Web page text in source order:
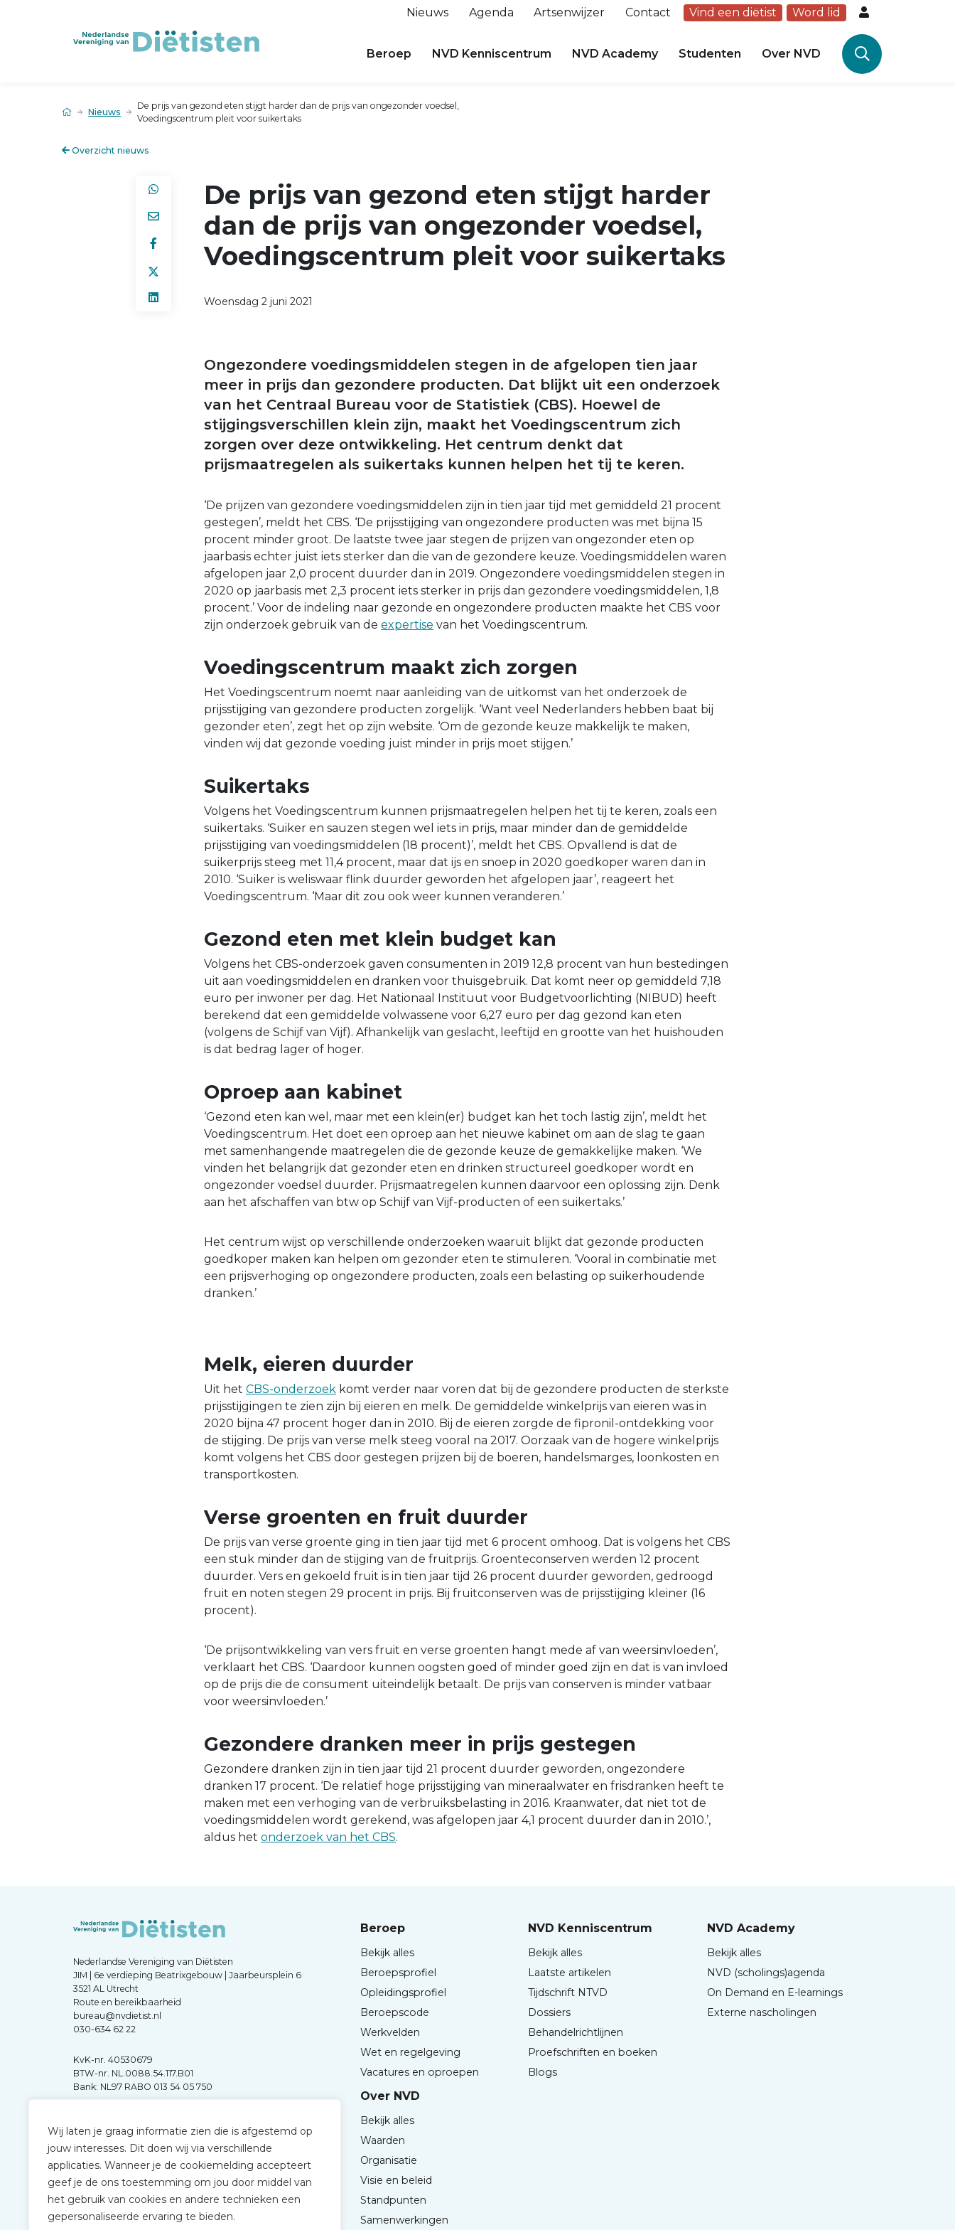
Wij laten je graag informatie zien die is afgestemd op
jouw interesses. Dit doen wij via verschillende
applicaties. Wanneer je de cookiemelding accepteert
geef je de ons toestemming om jou door middel van
het gebruik van cookies en andere technieken een
gepersonaliseerde ervaring te bieden.
Nieuws Agenda Artsenwijzer Contact Vind een diëtist Word lid
Beroep NVD Kenniscentrum NVD Academy Studenten Over NVD
Nieuws
De prijs van gezond eten stijgt harder dan de prijs van ongezonder voedsel,
Voedingscentrum pleit voor suikertaks
Overzicht nieuws
De prijs van gezond eten stijgt harder
dan de prijs van ongezonder voedsel,
Voedingscentrum pleit voor suikertaks
Woensdag 2 juni 2021
Ongezondere voedingsmiddelen stegen in de afgelopen tien jaar
meer in prijs dan gezondere producten. Dat blijkt uit een onderzoek
van het Centraal Bureau voor de Statistiek (CBS). Hoewel de
stijgingsverschillen klein zijn, maakt het Voedingscentrum zich
zorgen over deze ontwikkeling. Het centrum denkt dat
prijsmaatregelen als suikertaks kunnen helpen het tij te keren.
‘De prijzen van gezondere voedingsmiddelen zijn in tien jaar tijd met gemiddeld 21 procent
gestegen’, meldt het CBS. ‘De prijsstijging van ongezondere producten was met bijna 15
procent minder groot. De laatste twee jaar stegen de prijzen van ongezonder eten op
jaarbasis echter juist iets sterker dan die van de gezondere keuze. Voedingsmiddelen waren
afgelopen jaar 2,0 procent duurder dan in 2019. Ongezondere voedingsmiddelen stegen in
2020 op jaarbasis met 2,3 procent iets sterker in prijs dan gezondere voedingsmiddelen, 1,8
procent.’ Voor de indeling naar gezonde en ongezondere producten maakte het CBS voor
zijn onderzoek gebruik van de expertise van het Voedingscentrum.
Voedingscentrum maakt zich zorgen
Het Voedingscentrum noemt naar aanleiding van de uitkomst van het onderzoek de
prijsstijging van gezondere producten zorgelijk. ‘Want veel Nederlanders hebben baat bij
gezonder eten’, zegt het op zijn website. ‘Om de gezonde keuze makkelijk te maken,
vinden wij dat gezonde voeding juist minder in prijs moet stijgen.’
Suikertaks
Volgens het Voedingscentrum kunnen prijsmaatregelen helpen het tij te keren, zoals een
suikertaks. ‘Suiker en sauzen stegen wel iets in prijs, maar minder dan de gemiddelde
prijsstijging van voedingsmiddelen (18 procent)’, meldt het CBS. Opvallend is dat de
suikerprijs steeg met 11,4 procent, maar dat ijs en snoep in 2020 goedkoper waren dan in
2010. ‘Suiker is weliswaar flink duurder geworden het afgelopen jaar’, reageert het
Voedingscentrum. ‘Maar dit zou ook weer kunnen veranderen.’
Gezond eten met klein budget kan
Volgens het CBS-onderzoek gaven consumenten in 2019 12,8 procent van hun bestedingen
uit aan voedingsmiddelen en dranken voor thuisgebruik. Dat komt neer op gemiddeld 7,18
euro per inwoner per dag. Het Nationaal Instituut voor Budgetvoorlichting (NIBUD) heeft
berekend dat een gemiddelde volwassene voor 6,27 euro per dag gezond kan eten
(volgens de Schijf van Vijf). Afhankelijk van geslacht, leeftijd en grootte van het huishouden
is dat bedrag lager of hoger.
Oproep aan kabinet
‘Gezond eten kan wel, maar met een klein(er) budget kan het toch lastig zijn’, meldt het
Voedingscentrum. Het doet een oproep aan het nieuwe kabinet om aan de slag te gaan
met samenhangende maatregelen die de gezonde keuze de gemakkelijke maken. ‘We
vinden het belangrijk dat gezonder eten en drinken structureel goedkoper wordt en
ongezonder voedsel duurder. Prijsmaatregelen kunnen daarvoor een oplossing zijn. Denk
aan het afschaffen van btw op Schijf van Vijf-producten of een suikertaks.’
Het centrum wijst op verschillende onderzoeken waaruit blijkt dat gezonde producten
goedkoper maken kan helpen om gezonder eten te stimuleren. ‘Vooral in combinatie met
een prijsverhoging op ongezondere producten, zoals een belasting op suikerhoudende
dranken.’
Melk, eieren duurder
Uit het CBS-onderzoek komt verder naar voren dat bij de gezondere producten de sterkste
prijsstijgingen te zien zijn bij eieren en melk. De gemiddelde winkelprijs van eieren was in
2020 bijna 47 procent hoger dan in 2010. Bij de eieren zorgde de fipronil-ontdekking voor
de stijging. De prijs van verse melk steeg vooral na 2017. Oorzaak van de hogere winkelprijs
komt volgens het CBS door gestegen prijzen bij de boeren, handelsmarges, loonkosten en
transportkosten.
Verse groenten en fruit duurder
De prijs van verse groente ging in tien jaar tijd met 6 procent omhoog. Dat is volgens het CBS
een stuk minder dan de stijging van de fruitprijs. Groenteconserven werden 12 procent
duurder. Vers en gekoeld fruit is in tien jaar tijd 26 procent duurder geworden, gedroogd
fruit en noten stegen 29 procent in prijs. Bij fruitconserven was de prijsstijging kleiner (16
procent).
‘De prijsontwikkeling van vers fruit en verse groenten hangt mede af van weersinvloeden’,
verklaart het CBS. ‘Daardoor kunnen oogsten goed of minder goed zijn en dat is van invloed
op de prijs die de consument uiteindelijk betaalt. De prijs van conserven is minder vatbaar
voor weersinvloeden.’
Gezondere dranken meer in prijs gestegen
Gezondere dranken zijn in tien jaar tijd 21 procent duurder geworden, ongezondere
dranken 17 procent. ‘De relatief hoge prijsstijging van mineraalwater en frisdranken heeft te
maken met een verhoging van de verbruiksbelasting in 2016. Kraanwater, dat niet tot de
voedingsmiddelen wordt gerekend, was afgelopen jaar 4,1 procent duurder dan in 2010.’,
aldus het onderzoek van het CBS.
Nederlandse Vereniging van Diëtisten
JIM | 6e verdieping Beatrixgebouw | Jaarbeursplein 6
3521 AL Utrecht
Route en bereikbaarheid
bureau@nvdietist.nl
030-634 62 22
KvK-nr. 40530679
BTW-nr. NL.0088.54.117.B01
Bank: NL97 RABO 013 54 05 750
Beroep
Bekijk alles
Beroepsprofiel
Opleidingsprofiel
Beroepscode
Werkvelden
Wet en regelgeving
Vacatures en oproepen
NVD Kenniscentrum
Bekijk alles
Laatste artikelen
Tijdschrift NTVD
Dossiers
Behandelrichtlijnen
Proefschriften en boeken
Blogs
NVD Academy
Bekijk alles
NVD (scholings)agenda
On Demand en E-learnings
Externe nascholingen
Over NVD
Bekijk alles
Waarden
Organisatie
Visie en beleid
Standpunten
Samenwerkingen